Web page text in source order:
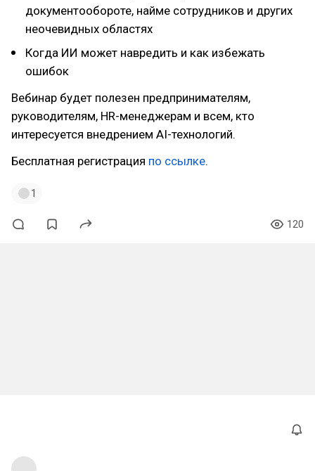
документообороте, найме сотрудников и других
неочевидных областях
Когда ИИ может навредить и как избежать
ошибок
Вебинар будет полезен предпринимателям,
руководителям, HR-менеджерам и всем, кто
интересуется внедрением AI-технологий.
Бесплатная регистрация по ссылке.
1
120